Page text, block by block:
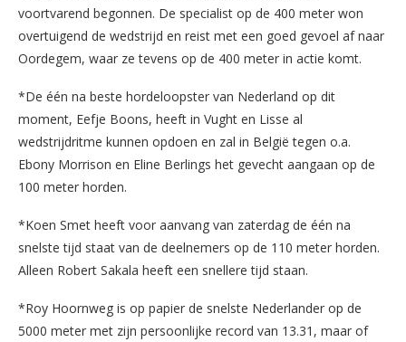
voortvarend begonnen. De specialist op de 400 meter won
overtuigend de wedstrijd en reist met een goed gevoel af naar
Oordegem, waar ze tevens op de 400 meter in actie komt.
*De één na beste hordeloopster van Nederland op dit
moment, Eefje Boons, heeft in Vught en Lisse al
wedstrijdritme kunnen opdoen en zal in België tegen o.a.
Ebony Morrison en Eline Berlings het gevecht aangaan op de
100 meter horden.
*Koen Smet heeft voor aanvang van zaterdag de één na
snelste tijd staat van de deelnemers op de 110 meter horden.
Alleen Robert Sakala heeft een snellere tijd staan.
*Roy Hoornweg is op papier de snelste Nederlander op de
5000 meter met zijn persoonlijke record van 13.31, maar of